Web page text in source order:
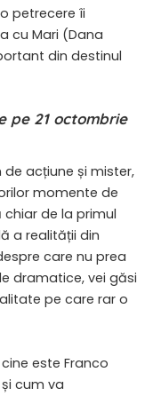
petrecere îi
cu Mari (Dana
din destinul
pe 21 octombrie
de acțiune și mister,
momente de
de la primul
a realității din
care nu prea
dramatice, vei găsi
pe care rar o
este Franco
cum va